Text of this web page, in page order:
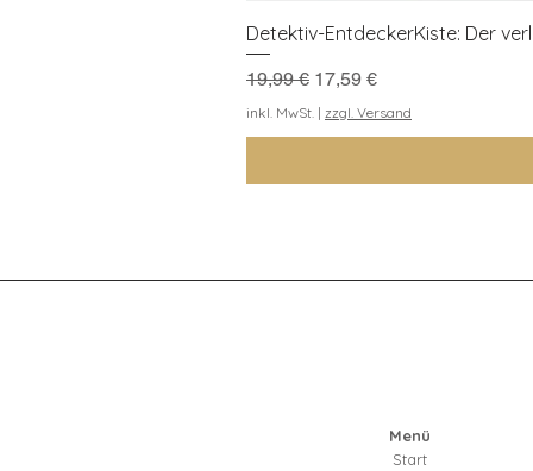
Detektiv-EntdeckerKiste: Der
Standardpreis
19,99 € Sale-Preis
17,59 €
inkl. MwSt. | zzgl. Versand
Menü
Start